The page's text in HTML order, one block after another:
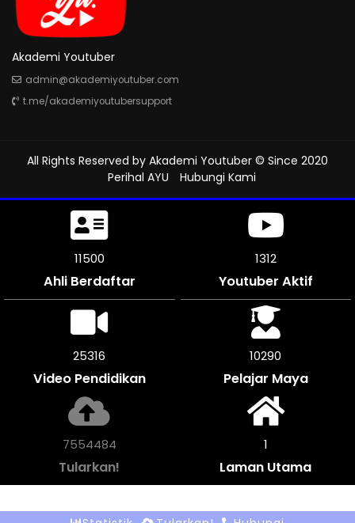
Akademi Youtuber
admin@akademiyoutuber.com
t.me/akademiyoutubersupport
All Rights Reserved by Akademi Youtuber © Since 2020
Perihal AYU
Hubungi Kami
11500
Ahli Berdaftar
1312
Youtuber Aktif
25316
Video Pendidikan
10290
Pelajar Maya
7824348
Tularkan!
1
Laman Utama